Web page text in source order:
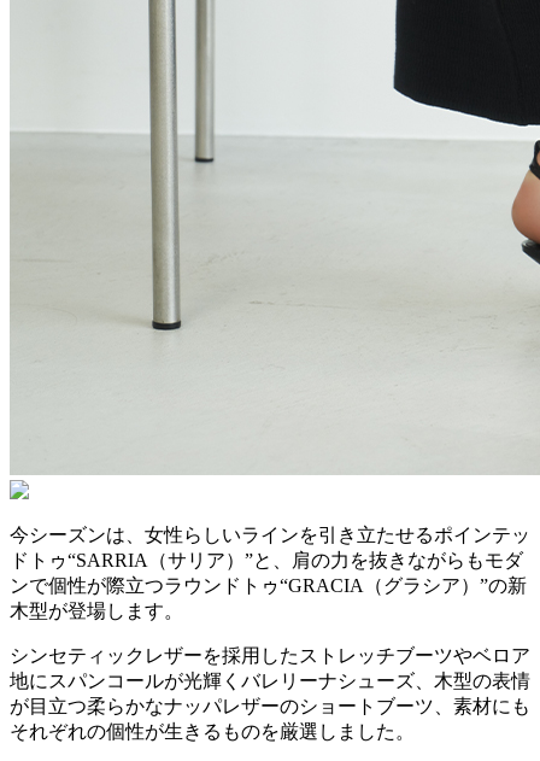
今シーズンは、女性らしいラインを引き立たせるポインテッ
ドトゥ“SARRIA（サリア）”と、肩の力を抜きながらもモダ
ンで個性が際立つラウンドトゥ“GRACIA（グラシア）”の新
木型が登場します。
シンセティックレザーを採用したストレッチブーツやベロア
地にスパンコールが光輝くバレリーナシューズ、木型の表情
が目立つ柔らかなナッパレザーのショートブーツ、素材にも
それぞれの個性が生きるものを厳選しました。